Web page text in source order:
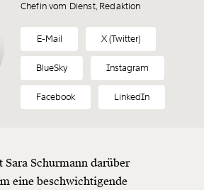
Chefin vom Dienst, Redaktion
E-Mail X (Twitter)
BlueSky Instagram
Facebook LinkedIn
Schurmann darüber
eine beschwichtigende